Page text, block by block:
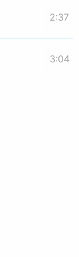
2:37
3:04